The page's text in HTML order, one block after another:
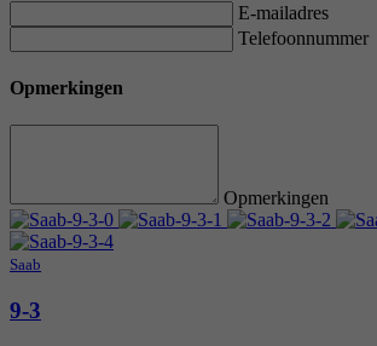
E-mailadres
Telefoonnummer
Opmerkingen
Opmerkingen
Saab
9-3